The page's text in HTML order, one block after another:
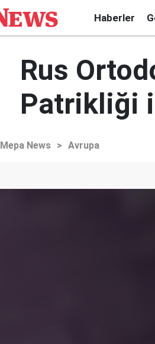
Haberler
Rus
Patrikliği
Mepa News > Avrupa